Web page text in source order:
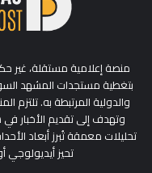
منصة إعلامية مستقلة، غير
بتغطية مستجدات المشهد
والدولية المرتبطة به. تلتزم
وتهدف إلى تقديم الأخبار
تحليلات معمقة تُبرز أبعاد
تحيز